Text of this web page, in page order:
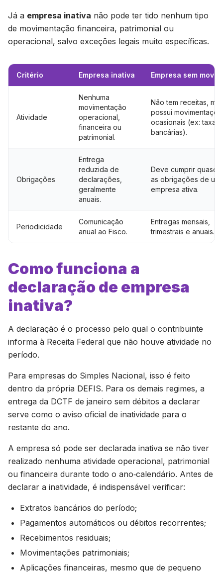
Já a empresa inativa não pode ter tido nenhum tipo
de movimentação financeira, patrimonial ou
operacional, salvo exceções legais muito específicas.
Critério Empresa inativa Empresa sem
Atividade
Nenhuma
movimentação
operacional,
financeira ou
patrimonial.
Não tem receitas, mas
possui
ocasionais (ex: taxas
bancárias).
Obrigações
Entrega
reduzida de
declarações,
geralmente
anuais.
Deve cumprir quase
as obrigações de
empresa ativa.
Periodicidade
Comunicação
anual ao Fisco.
Entregas mensais,
trimestrais e anuais.
Como funciona a
declaração de empresa
inativa?
A declaração é o processo pelo qual o contribuinte
informa à Receita Federal que não houve atividade no
período.
Para empresas do Simples Nacional, isso é feito
dentro da própria DEFIS. Para os demais regimes, a
entrega da DCTF de janeiro sem débitos a declarar
serve como o aviso oficial de inatividade para o
restante do ano.
A empresa só pode ser declarada inativa se não tiver
realizado nenhuma atividade operacional, patrimonial
ou financeira durante todo o ano‑calendário. Antes de
declarar a inatividade, é indispensável verificar:
Extratos bancários do período;
Pagamentos automáticos ou débitos recorrentes;
Recebimentos residuais;
Movimentações patrimoniais;
Aplicações financeiras, mesmo que de pequeno